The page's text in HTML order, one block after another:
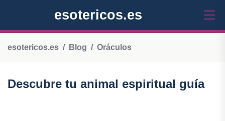
esotericos.es
esotericos.es Blog Oráculos
Descubre tu animal espiritual guía